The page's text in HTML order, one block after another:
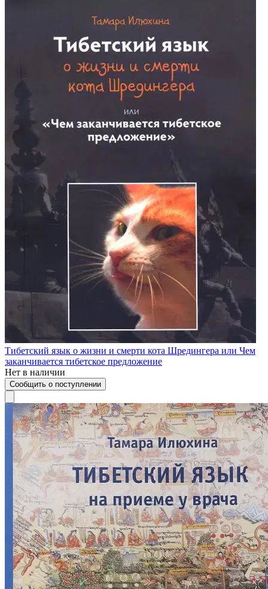
Тибетский язык о жизни и смерти кота Шредингера или Чем
заканчивается тибетское предложение
Нет в наличии
Сообщить о поступлении